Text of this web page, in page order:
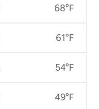
68°F
61°F
54°F
49°F